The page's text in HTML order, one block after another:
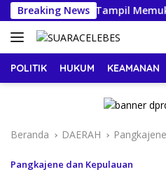
Langsung
ke
konten
Breaking News
23 Peserta Tampil
POLITIK HUKUM KEAMANAN
Beranda DAERAH
Pangkajene dan Kepulauan